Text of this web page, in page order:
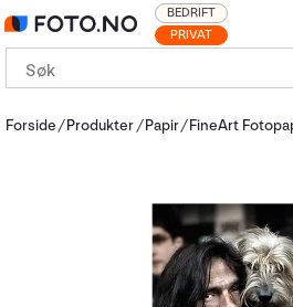
PRIVAT
BEDRIFT
Forside Produkter Papir FineArt